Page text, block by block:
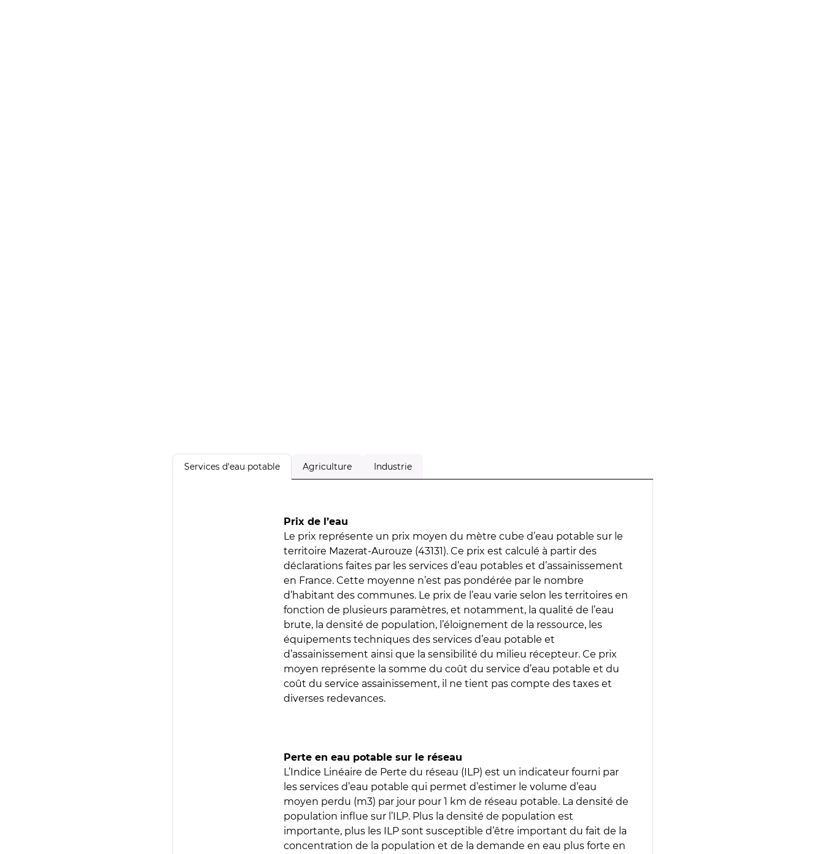
Services d'eau potable Agriculture Industrie
Prix de l’eau
Le prix représente un prix moyen du mètre cube d’eau potable sur le
territoire Mazerat-Aurouze (43131). Ce prix est calculé à partir des
déclarations faites par les services d’eau potables et d’assainissement
en France. Cette moyenne n’est pas pondérée par le nombre
d’habitant des communes. Le prix de l’eau varie selon les territoires en
fonction de plusieurs paramètres, et notamment, la qualité de l’eau
brute, la densité de population, l’éloignement de la ressource, les
équipements techniques des services d’eau potable et
d’assainissement ainsi que la sensibilité du milieu récepteur. Ce prix
moyen représente la somme du coût du service d’eau potable et du
coût du service assainissement, il ne tient pas compte des taxes et
diverses redevances.
Perte en eau potable sur le réseau
L’Indice Linéaire de Perte du réseau (ILP) est un indicateur fourni par
les services d’eau potable qui permet d’estimer le volume d’eau
moyen perdu (m3) par jour pour 1 km de réseau potable. La densité de
population influe sur l’ILP. Plus la densité de population est
importante, plus les ILP sont susceptible d’être important du fait de la
concentration de la population et de la demande en eau plus forte en